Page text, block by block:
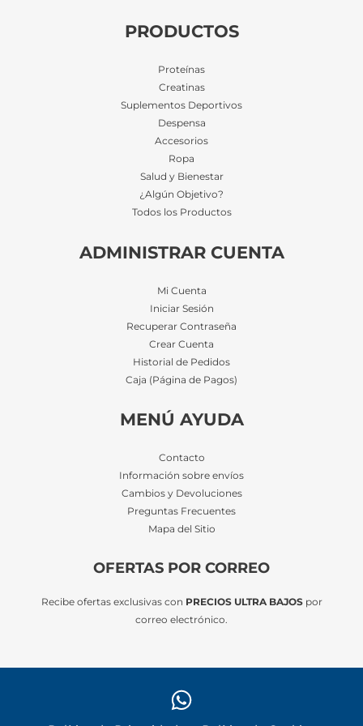
PRODUCTOS
Proteínas
Creatinas
Suplementos Deportivos
Despensa
Accesorios
Ropa
Salud y Bienestar
¿Algún Objetivo?
Todos los Productos
ADMINISTRAR CUENTA
Mi Cuenta
Iniciar Sesión
Recuperar Contraseña
Crear Cuenta
Historial de Pedidos
Caja (Página de Pagos)
MENÚ AYUDA
Contacto
Información sobre envíos
Cambios y Devoluciones
Preguntas Frecuentes
Mapa del Sitio
OFERTAS POR CORREO
Recibe ofertas exclusivas con PRECIOS ULTRA BAJOSpor
correo electrónico.